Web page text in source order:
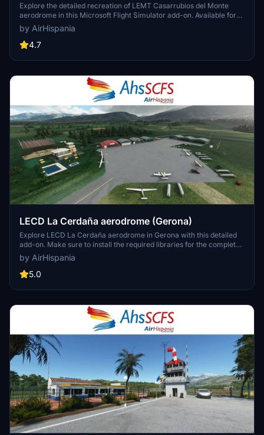
Explore the detailed recreation of LEMT Casarrubios del Monte
aerodrome in this Microsoft Flight Simulator add-on. Available for
download on the AirHispania website.
by AirHispania
4.7
LECD La Cerdaña aerodrome (Gerona)
Explore LECD La Cerdaña aerodrome in Gerona with this detailed
add-on. Make sure to install the required libraries for the complete
experience. More information available on the AirHispania website.
by AirHispania
5.0